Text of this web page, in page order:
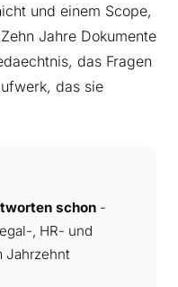
und einem Scope,
Jahre Dokumente
das Fragen
das sie
schon -
, HR- und
Jahrzehnt